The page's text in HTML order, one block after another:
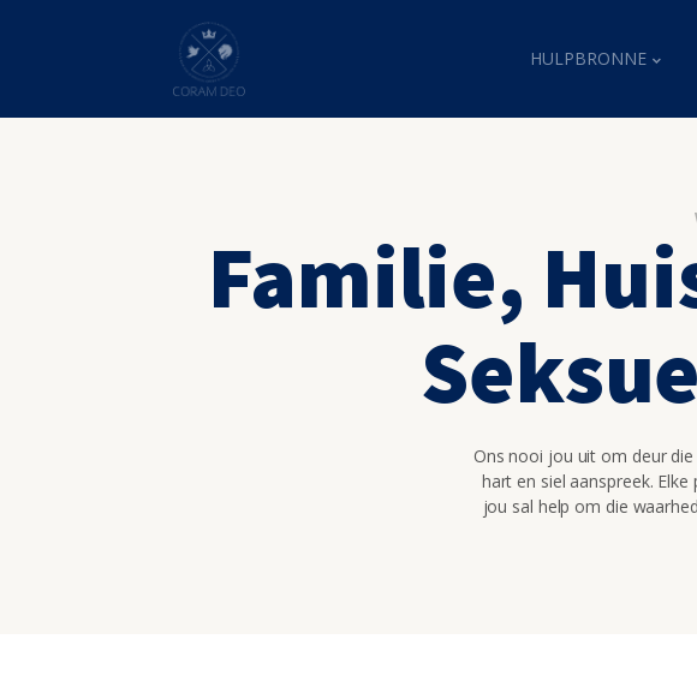
HULPBRONNE
Familie,
Ons nooi jou uit om deur
hart en siel aanspreek.
jou sal help om die